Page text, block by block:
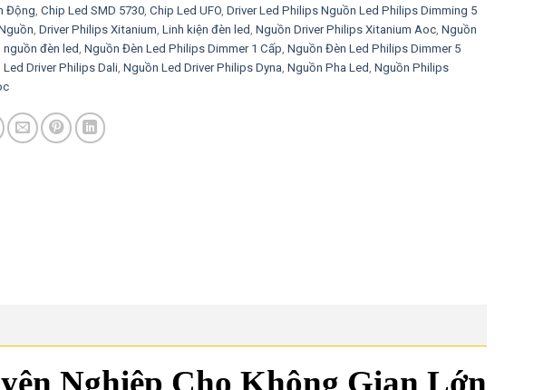
Động, Chip Led SMD 5730, Chip Led UFO, Driver Led Philips Nguồn Led Philips Dimming 5
, Driver Philips Xitanium, Linh kiện đèn led, Nguồn Driver Philips Xitanium Aoc, Nguồn
nguồn đèn led, Nguồn Đèn Led Philips Dimmer 1 Cấp, Nguồn Đèn Led Philips Dimmer 5
Led Driver Philips Dali, Nguồn Led Driver Philips Dyna, Nguồn Pha Led, Nguồn Philips
Nghiệp Cho Không Gian Lớn